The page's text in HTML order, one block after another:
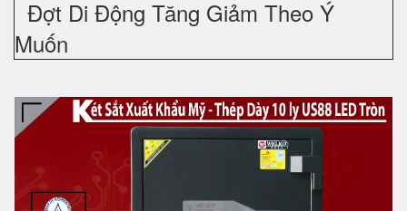
Đợt Di Động Tăng Giảm Theo Ý
Muốn